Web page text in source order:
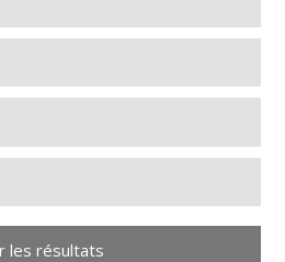
les résultats